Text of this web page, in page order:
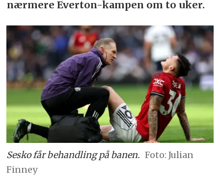
nærmere Everton-kampen om to uker.
Sesko får behandling på banen.
Julian
Finney